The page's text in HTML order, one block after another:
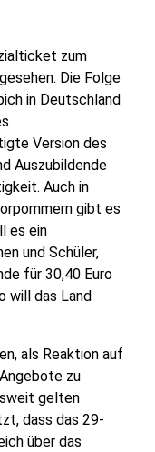
zum
Die Folge
in Deutschland
Version des
Auszubildende
Auch in
gibt es
es ein
und Schüler,
für 30,40 Euro
will das Land
als Reaktion auf
zu
gelten
dass das 29-
über das